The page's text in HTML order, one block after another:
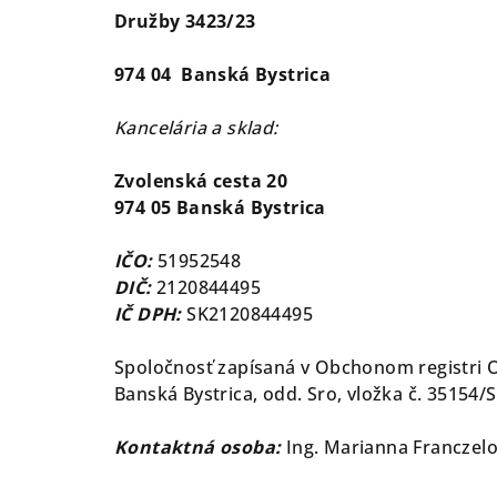
Družby 3423/23
974 04 Banská Bystrica
Kancelária a sklad:
Zvolenská cesta 20
974 05 Banská Bystrica
IČO:51952548
DIČ:2120844495
IČ DPH:SK2120844495
Spoločnosť zapísaná v Obchonom registri
Banská Bystrica, odd. Sro, vložka č. 35154/
Kontaktná osoba: Ing. Marianna